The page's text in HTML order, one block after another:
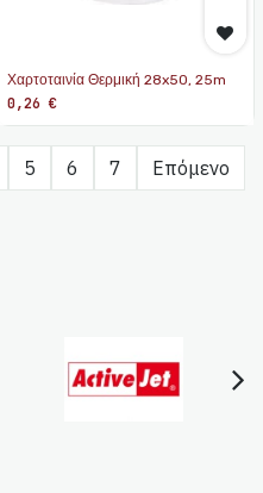
Χαρτοταινία Θερμική 28x50, 25m
0,26 €
5 6 7 Επόμενο